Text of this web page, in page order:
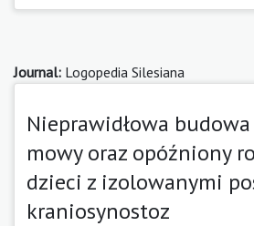
Journal: Logopedia Silesiana
Nieprawidłowa
mowy oraz opóźniony
dzieci z izolowanymi
kraniosynostoz